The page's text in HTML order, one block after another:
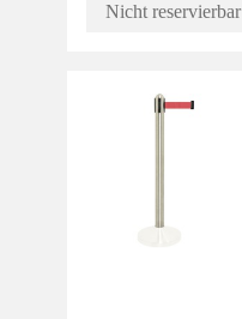
Nicht reservierbar